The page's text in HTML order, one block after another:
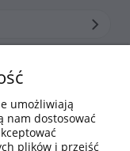
umożliwiają
nam dostosować
plików i przejść